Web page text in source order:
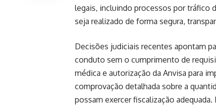
legais, incluindo processos por tráfico
seja realizado de forma segura,
Decisões judiciais recentes apontam
conduto sem o cumprimento de
médica e autorização da Anvisa para
comprovação detalhada sobre a
possam exercer fiscalização